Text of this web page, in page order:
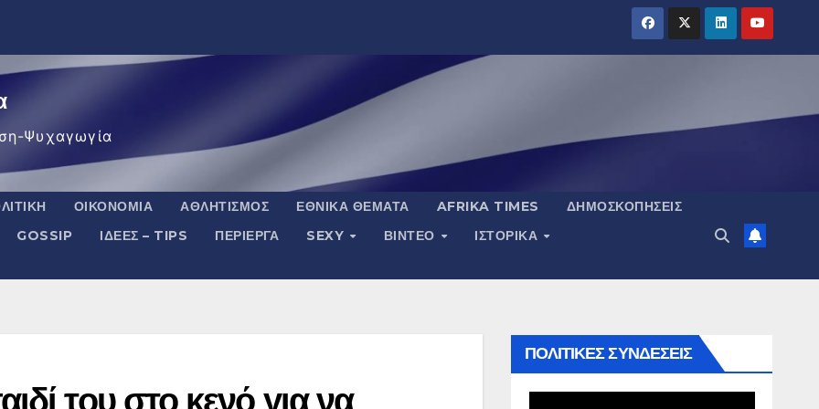
Ψυχαγωγία
ΟΙΚΟΝΟΜΊΑ ΑΘΛΗΤΙΣΜΌΣ ΕΘΝΙΚΆ ΘΈΜΑΤΑ AFRIKA TIMES
ΔΗΜΟΣΚΟΠΉΣΕΙΣ
GOSSIP ΙΔΈΕΣ – TIPS ΠΕΡΊΕΡΓΑ SEXY ΒΙΝΤΕΟ
ΙΣΤΟΡΙΚΆ
του στο κενό για να
ΠΟΛΙΤΙΚΕΣ ΣΥΝΔΕΣΕΙΣ